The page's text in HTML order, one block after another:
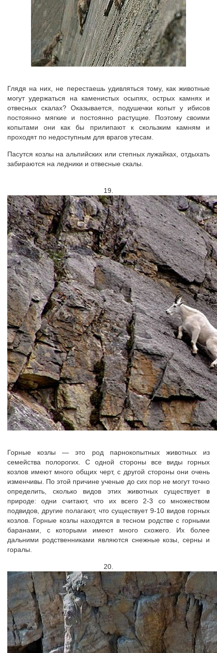
Глядя на них, не перестаешь удивляться тому, как животные
могут удержаться на каменистых осыпях, острых камнях и
отвесных скалах? Оказывается, подушечки копыт у ибисов
постоянно мягкие и постоянно растущие. Поэтому своими
копытами они как бы прилипают к скользким камням и
проходят по недоступным для врагов утесам.
Пасутся козлы на альпийских или степных лужайках, отдыхать
забираются на ледники и отвесные скалы.
19.
Горные козлы — это род парнокопытных животных из
семейства полорогих. С одной стороны все виды горных
козлов имеют много общих черт, с другой стороны они очень
изменчивы. По этой причине ученые до сих пор не могут точно
определить, сколько видов этих животных существует в
природе: одни считают, что их всего 2-3 со множеством
подвидов, другие полагают, что существует 9-10 видов горных
козлов. Горные козлы находятся в тесном родстве с горными
баранами, с которыми имеют много схожего. Их более
дальними родственниками являются снежные козы, серны и
горалы.
20.